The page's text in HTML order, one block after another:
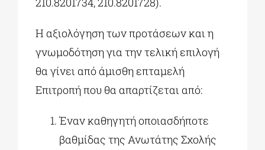
Η αξιολόγηση των προτάσεων και η
γνωμοδότηση για την τελική επιλογή
θα γίνει από άμισθη επταμελή
Επιτροπή που θα απαρτίζεται από:
Έναν καθηγητή οποιασδήποτε
βαθμίδας της Ανωτάτης Σχολής